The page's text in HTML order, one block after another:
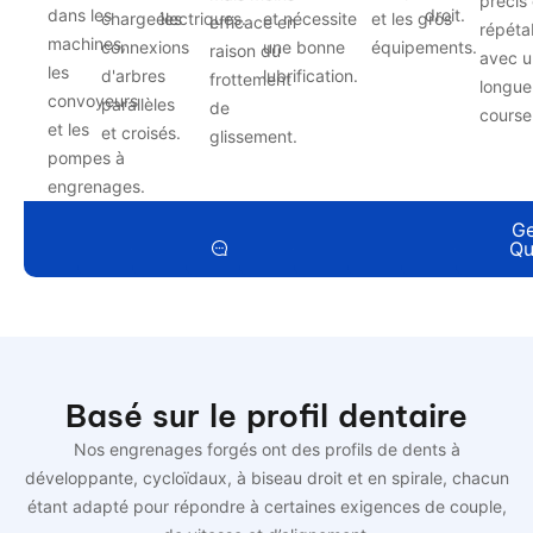
dans les
machines,
les
convoyeurs
et les
pompes à
engrenages.
charge les
connexions
d'arbres
parallèles
et croisés.
électriques.
Quote
efficace en
raison du
frottement
de
glissement.
et nécessite
une bonne
lubrification.
et les gros
équipements.
droit.
avec
longue
Basé sur le profil dentaire
Nos engrenages forgés ont des profils de dents à
développante, cycloïdaux, à biseau droit et en spirale, chacun
étant adapté pour répondre à certaines exigences de couple,